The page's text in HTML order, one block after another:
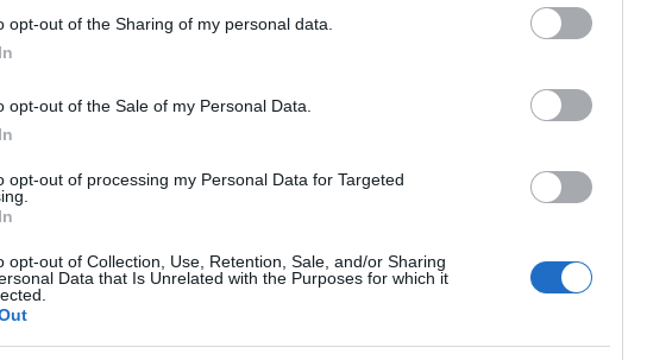
opt-out of the Sharing of my personal data.
opt-out of the Sale of my Personal Data.
opt-out of processing my Personal Data for Targeted
opt-out of Collection, Use, Retention, Sale, and/or Sharing
Data that Is Unrelated with the Purposes for which it
η διοργάνωση έδειξε πως ο ανταγωνισμός
Οι παίκτες φόρεσαν διαφορετικές
ίδια παράδοση, με το γήπεδο να γεμίζει
στιγμές που θύμιζαν περισσότερο
σκληρή ποδοσφαιρική μάχη.
συνεχάρη τόσο την